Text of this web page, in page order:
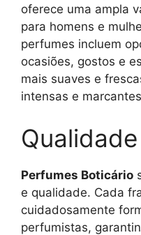
oferece uma ampla
para homens e
perfumes incluem
ocasiões, gostos e
mais suaves e
intensas e
Perfumes Boticário
e qualidade. Cada
cuidadosamente
perfumistas,